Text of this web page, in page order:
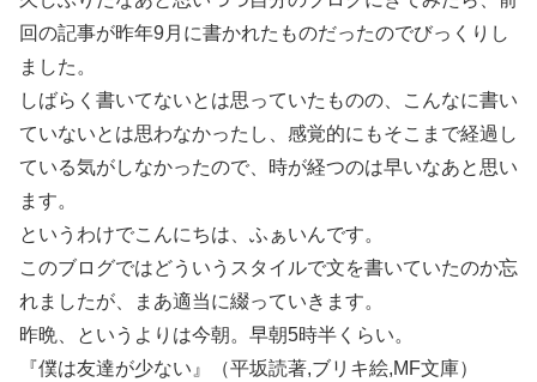
回の記事が昨年9月に書かれたものだったのでびっくりし
ました。
しばらく書いてないとは思っていたものの、こんなに書い
ていないとは思わなかったし、感覚的にもそこまで経過し
ている気がしなかったので、時が経つのは早いなあと思い
ます。
というわけでこんにちは、ふぁいんです。
このブログではどういうスタイルで文を書いていたのか忘
れましたが、まあ適当に綴っていきます。
昨晩、というよりは今朝。早朝5時半くらい。
『僕は友達が少ない』（平坂読著,ブリキ絵,MF文庫）